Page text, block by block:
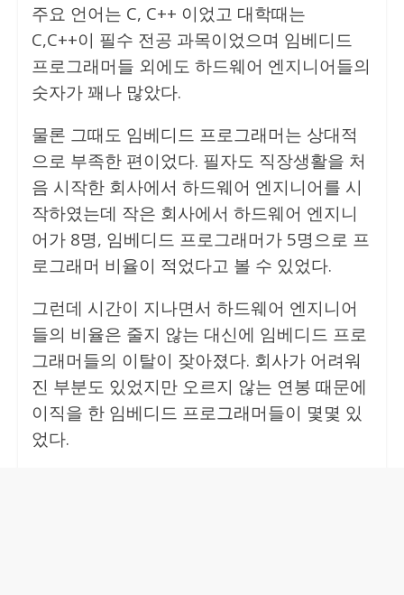
주요 언어는 C, C++ 이었고 대학때는
C,C++이 필수 전공 과목이었으며 임베디드
프로그래머들 외에도 하드웨어 엔지니어들의
숫자가 꽤나 많았다.
물론 그때도 임베디드 프로그래머는 상대적
으로 부족한 편이었다. 필자도 직장생활을 처
음 시작한 회사에서 하드웨어 엔지니어를 시
작하였는데 작은 회사에서 하드웨어 엔지니
어가 8명, 임베디드 프로그래머가 5명으로 프
로그래머 비율이 적었다고 볼 수 있었다.
그런데 시간이 지나면서 하드웨어 엔지니어
들의 비율은 줄지 않는 대신에 임베디드 프로
그래머들의 이탈이 잦아졌다. 회사가 어려워
진 부분도 있었지만 오르지 않는 연봉 때문에
이직을 한 임베디드 프로그래머들이 몇몇 있
었다.